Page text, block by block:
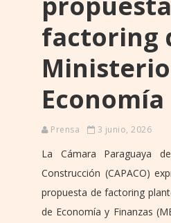
factoring
Economía
Prensa 3 junio, 2026
La Cámara Paraguaya
Construcción (CAPACO)
propuesta de factoring
de Economía y Finanzas